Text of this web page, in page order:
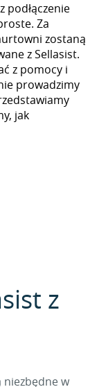
podłączenie
Za
zostaną
z Sellasist.
z pomocy i
prowadzimy
jak
z
w